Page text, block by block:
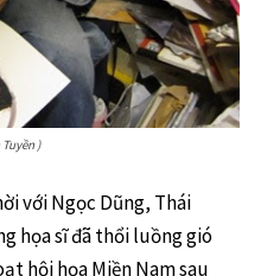
)
với Ngọc Dũng, Thái
họa sĩ đã thổi luồng gió
hội họa Miền Nam sau